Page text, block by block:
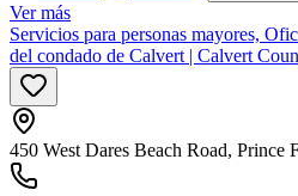
Ver más
Servicios para personas mayores,
del condado de Calvert | Calvert
450 West Dares Beach Road, Prince